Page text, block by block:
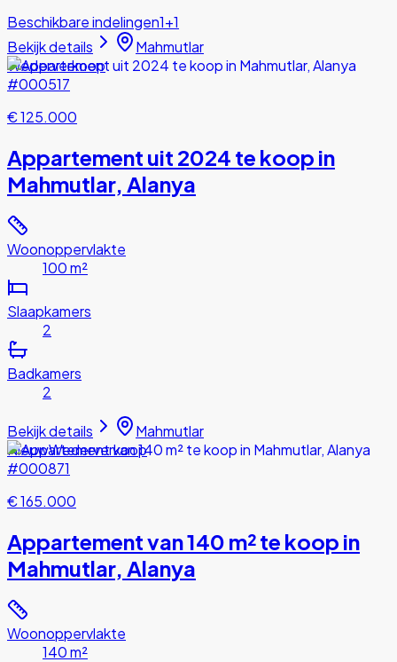
Beschikbare indelingen1+1
Bekijk details
Mahmutlar
Wederverkoop
#000517
€ 125.000
Appartement uit 2024 te koop in
Mahmutlar, Alanya
Woonoppervlakte
100 m²
Slaapkamers
2
Badkamers
2
Bekijk details
Mahmutlar
NieuwWederverkoop
#000871
€ 165.000
Appartement van 140 m² te koop in
Mahmutlar, Alanya
Woonoppervlakte
140 m²